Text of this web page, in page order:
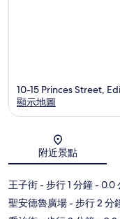
10-15 Princes Street,
顯示地圖
附近景點
王子街- 步行 1 分鐘- 0.0
聖安德魯廣場- 步行 2 分